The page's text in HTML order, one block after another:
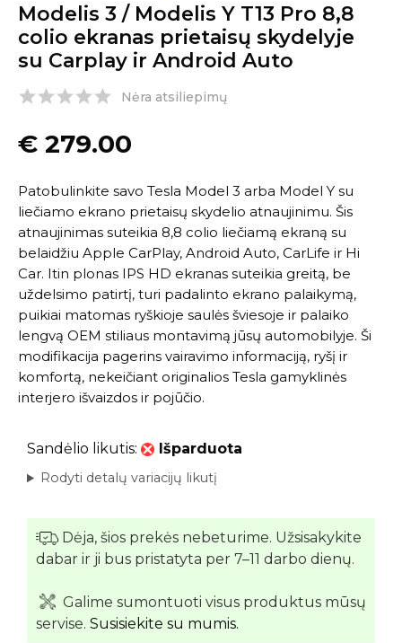
Modelis 3 / Modelis Y T13 Pro 8,8
colio ekranas prietaisų skydelyje
su Carplay ir Android Auto
Nėra atsiliepimų
€ 279.00
Patobulinkite savo Tesla Model 3 arba Model Y su
liečiamo ekrano prietaisų skydelio atnaujinimu. Šis
atnaujinimas suteikia 8,8 colio liečiamą ekraną su
belaidžiu Apple CarPlay, Android Auto, CarLife ir Hi
Car. Itin plonas IPS HD ekranas suteikia greitą, be
uždelsimo patirtį, turi padalinto ekrano palaikymą,
puikiai matomas ryškioje saulės šviesoje ir palaiko
lengvą OEM stiliaus montavimą jūsų automobilyje. Ši
modifikacija pagerins vairavimo informaciją, ryšį ir
komfortą, nekeičiant originalios Tesla gamyklinės
interjero išvaizdos ir pojūčio.
Sandėlio likutis: Išparduota
Rodyti detalų variacijų likutį
Dėja, šios prekės nebeturime. Užsisakykite
dabar ir ji bus pristatyta per 7–11 darbo dienų.
Galime sumontuoti visus produktus mūsų
servise. Susisiekite su mumis.